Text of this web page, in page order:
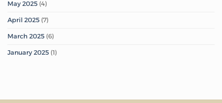
May 2025 (4)
April 2025 (7)
March 2025 (6)
January 2025 (1)